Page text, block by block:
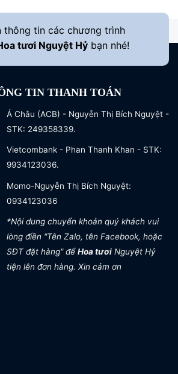
thông tin các chương trình
tươi Nguyệt Hỷ bạn nhé!
TIN THANH TOÁN
Á Châu (ACB) - Nguyễn Thị Bích Nguyệt -
STK: 249358339.
Vietcombank - Phan Thanh Khan - STK:
9934123036.
Momo-Nguyễn Thị Bích Nguyệt:
0934123036
*Nội dung chuyển khoản quý khách vui
lòng điền "Tên Zalo, tên Facebook, hoặc
SĐT đặt hàng" đểHoa tươiNguyệt Hỷ
tiện lên đơn hàng. Xin cảm ơn